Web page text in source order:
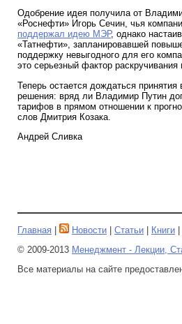
Одобрение идея получила от
«Роснефти» Игорь Сечин, чья
поддержал идею МЭР, однако
«Татнефти», запланировавшей
поддержку невыгодного для его
это серьезный фактор
Теперь остается дождаться
решения: вряд ли Владимир Путин
тарифов в прямом отношении к
слов Дмитрия Козака.
Андрей Сливка
Главная | Новости | Статьи | Книги |
© 2009-2013 Менеджмент - Лекции,
Все материалы на сайте